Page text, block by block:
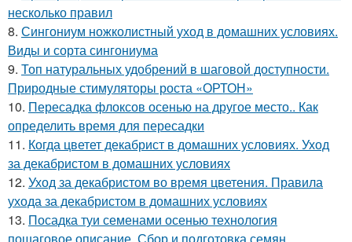
несколько правил
8. Сингониум ножколистный уход в домашних условиях.
Виды и сорта сингониума
9. Топ натуральных удобрений в шаговой доступности.
Природные стимуляторы роста «ОРТОН»
10. Пересадка флоксов осенью на другое место.. Как
определить время для пересадки
11. Когда цветет декабрист в домашних условиях. Уход
за декабристом в домашних условиях
12. Уход за декабристом во время цветения. Правила
ухода за декабристом в домашних условиях
13. Посадка туи семенами осенью технология
пошаговое описание. Сбор и подготовка семян